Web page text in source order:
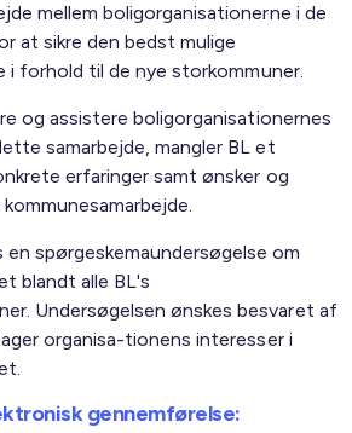
mellem boligorganisationerne i de
at sikre den bedst mulige
i forhold til de nye storkommuner.
og assistere boligorganisationernes
samarbejde, mangler BL et
erfaringer samt ønsker og
spørgeskemaundersøgelse om
blandt alle BL's
Undersøgelsen ønskes besvaret af
organisa-tionens interesser i
gennemførelse: